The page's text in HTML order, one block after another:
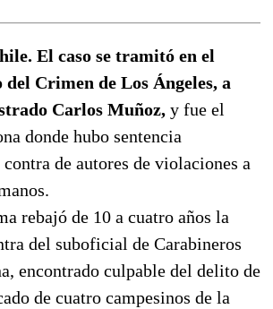
El caso se tramitó en el
del Crimen de Los Ángeles, a
Carlos Muñoz, y fue el
donde hubo sentencia
de autores de violaciones a
rebajó de 10 a cuatro años la
del suboficial de Carabineros
encontrado culpable del delito de
de cuatro campesinos de la